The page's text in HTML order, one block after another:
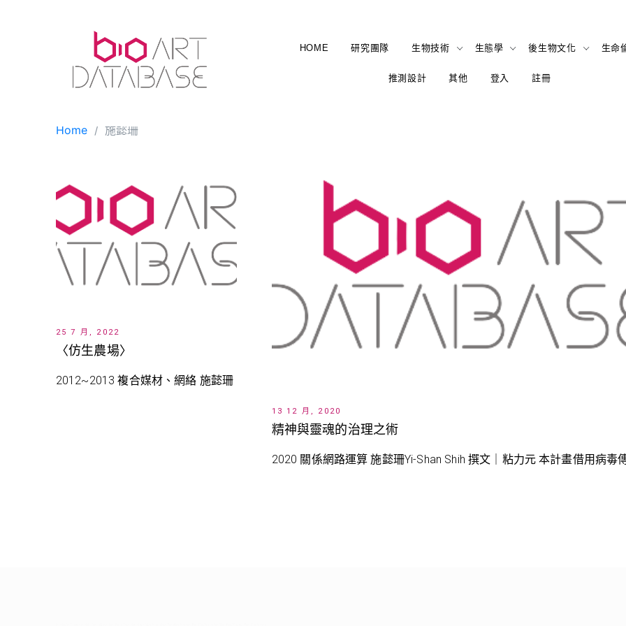
HOME 研究團隊 生物技術 生態學 後生物文化 生命
推測設計 其他 登入 註冊
Home 施懿珊
25 7 月, 2022
〈仿生農場〉
2012~2013 複合媒材、網絡 施懿珊
13 12 月, 2020
精神與靈魂的治理之術
2020 關係網路運算 施懿珊Yi-Shan Shih 撰文｜粘力元 本計畫借用病毒